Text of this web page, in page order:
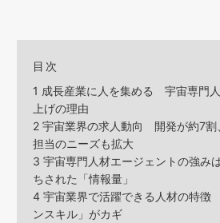
目次
1 成長産業に人を集める 宇宙専門
上げの理由
2 宇宙業界の求人動向 開発が約7割
担当のニーズも拡大
3 宇宙専門人材エージェントの強み
ちされた「情報量」
4 宇宙業界で活躍できる人材の特
ンスキル」がカギ